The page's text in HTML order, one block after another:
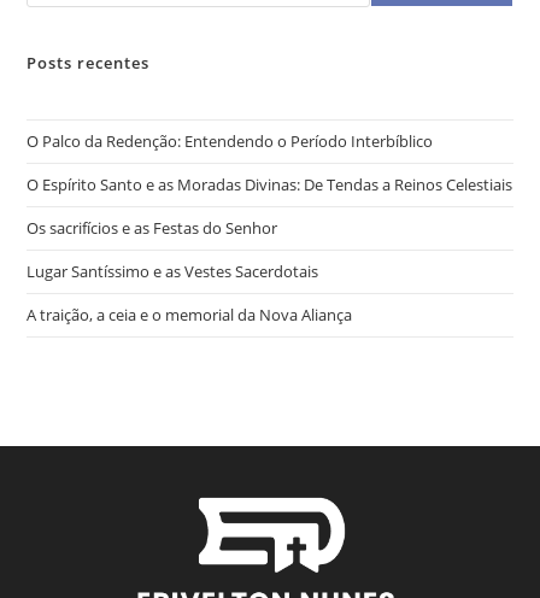
Posts recentes
O Palco da Redenção: Entendendo o Período Interbíblico
O Espírito Santo e as Moradas Divinas: De Tendas a Reinos Celestiais
Os sacrifícios e as Festas do Senhor
Lugar Santíssimo e as Vestes Sacerdotais
A traição, a ceia e o memorial da Nova Aliança